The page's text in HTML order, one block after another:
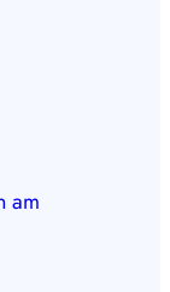
am